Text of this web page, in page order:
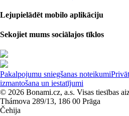
Lejupielādēt mobilo aplikāciju
Sekojiet mums sociālajos tīklos
Pakalpojumu sniegšanas noteikumi
izmantošana un iestatījumi
© 2026 Bonami.cz, a.s. Visas tiesības
Thámova 289/13, 186 00 Prāga
Čehija